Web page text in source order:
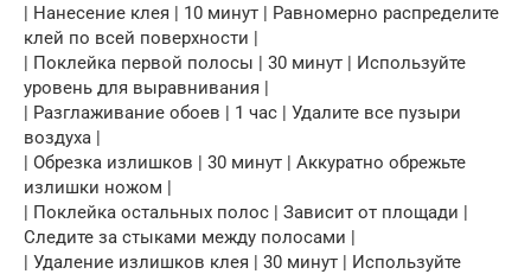
| Нанесение клея | 10 минут | Равномерно распределите
клей по всей поверхности |
| Поклейка первой полосы | 30 минут | Используйте
уровень для выравнивания |
| Разглаживание обоев | 1 час | Удалите все пузыри
воздуха |
| Обрезка излишков | 30 минут | Аккуратно обрежьте
излишки ножом |
| Поклейка остальных полос | Зависит от площади |
Следите за стыками между полосами |
| Удаление излишков клея | 30 минут | Используйте